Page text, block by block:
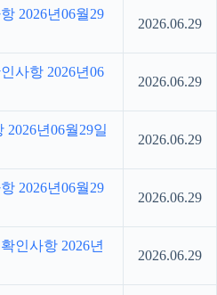
2026년06월29
2026.06.29
사항 2026년06
2026.06.29
2026년06월29일
2026.06.29
2026년06월29
2026.06.29
인사항 2026년
2026.06.29